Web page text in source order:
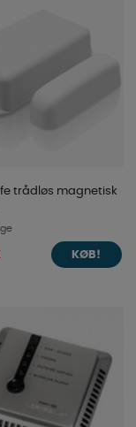
trådløs magnetisk
KØB!